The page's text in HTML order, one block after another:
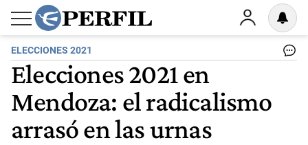
ELECCIONES 2021
Elecciones 2021 en
Mendoza: el radicalismo
arrasó en las urnas